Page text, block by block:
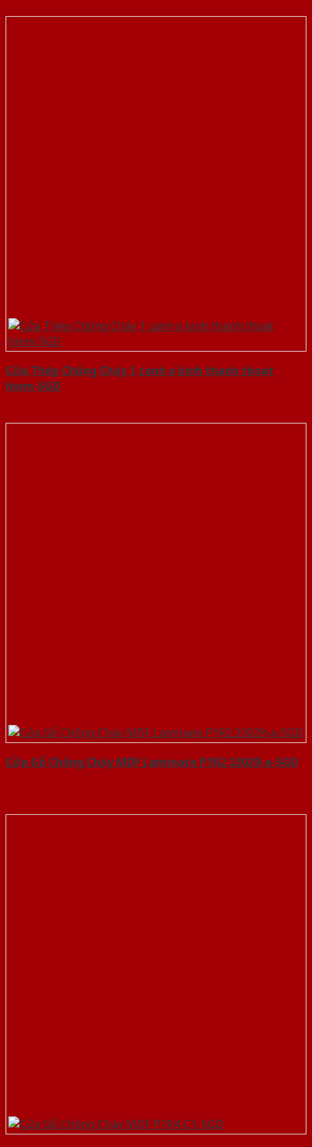
Cửa Thép Chống Cháy 1 canh o kinh thanh thoat
hiem-SGD
Cửa Gỗ Chống Cháy MDF Laminate P1R2 23029-a-SGD